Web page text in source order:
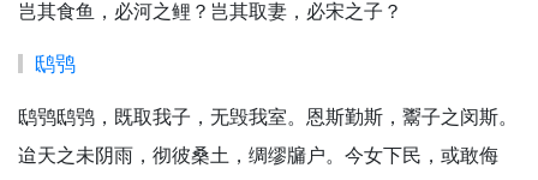
岂其食鱼，必河之鲤？岂其取妻，必宋之子？
鸱鸮
鸱鸮鸱鸮，既取我子，无毁我室。恩斯勤斯，鬻子之闵斯。
迨天之未阴雨，彻彼桑土，绸缪牖户。今女下民，或敢侮